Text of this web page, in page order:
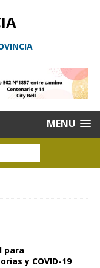
MENU
para
y COVID-19